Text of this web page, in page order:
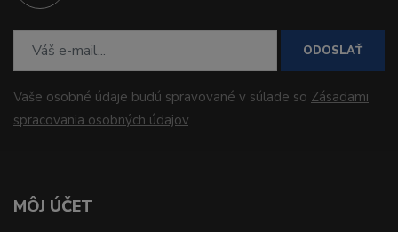
ODOSLAŤ
Vaše osobné údaje budú spravované v súlade so Zásadami
spracovania osobných údajov.
MÔJ ÚČET